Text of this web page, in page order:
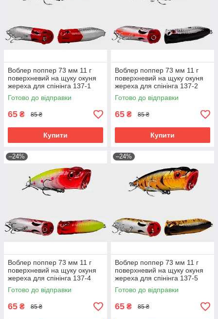
Воблер поппер 73 мм 11 г
поверхневий на щуку окуня
жереха для спінінга 137-1
Готово до відправки
65 ₴ 85 ₴
Купити
Воблер поппер 73 мм 11 г
поверхневий на щуку окуня
жереха для спінінга 137-2
Готово до відправки
65 ₴ 85 ₴
Купити
–24%
Воблер поппер 73 мм 11 г
поверхневий на щуку окуня
жереха для спінінга 137-4
Готово до відправки
65 ₴ 85 ₴
–24%
Воблер поппер 73 мм 11 г
поверхневий на щуку окуня
жереха для спінінга 137-5
Готово до відправки
65 ₴ 85 ₴